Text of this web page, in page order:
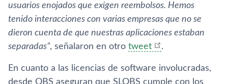
usuarios enojados que exigen reembolsos. Hemos
tenido interacciones con varias empresas que no se
dieron cuenta de que nuestras aplicaciones estaban
separadas”, señalaron en otro tweet .
En cuanto a las licencias de software involucradas,
desde OBS aseguran que SLOBS cumple con los